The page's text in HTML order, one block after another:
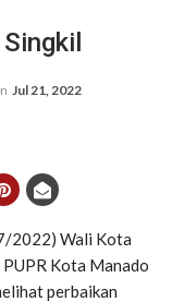
Jul 21, 2022
2022) Wali Kota
Kota Manado
perbaikan